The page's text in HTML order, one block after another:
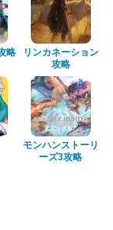
略
リンカネーション
攻略
モンハンストーリ
ーズ3攻略